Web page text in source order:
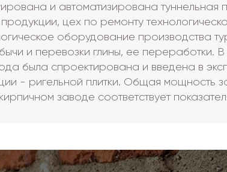
и автоматизирована туннельная
цех по ремонту
оборудование производства
и перевозки глины, ее переработки.
была спроектирована и введена в
- ригельной плитки. Общая мощность
заводе соответствует